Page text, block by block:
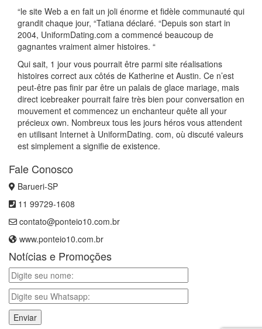
“le site Web a en fait un joli énorme et fidèle communauté qui
grandit chaque jour, “Tatiana déclaré. “Depuis son start in
2004, UniformDating.com a commencé beaucoup de
gagnantes vraiment aimer histoires. “
Qui sait, 1 jour vous pourrait être parmi site réalisations
histoires correct aux côtés de Katherine et Austin. Ce n’est
peut-être pas finir par être un palais de glace mariage, mais
direct icebreaker pourrait faire très bien pour conversation en
mouvement et commencez un enchanteur quête all your
précieux own. Nombreux tous les jours héros vous attendent
en utilisant Internet à UniformDating. com, où discuté valeurs
est simplement a signifie de existence.
Fale Conosco
Barueri-SP
11 99729-1608
contato@ponteio10.com.br
www.ponteio10.com.br
Notícias e Promoções